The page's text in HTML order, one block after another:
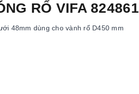
RỔ VIFA 824861
48mm dùng cho vành rổ D450 mm